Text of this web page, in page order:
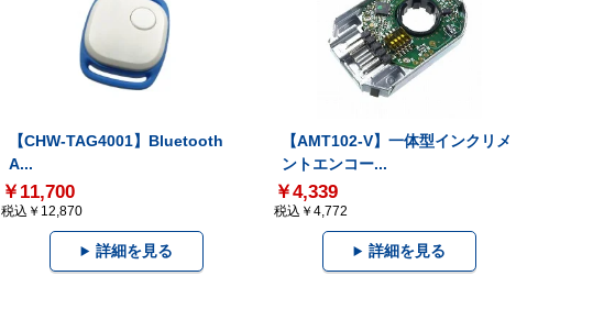
【CHW-TAG4001】Bluetooth
A...
￥11,700
税込￥12,870
詳細を見る
【AMT102-V】一体型インクリメ
ントエンコー...
￥4,339
税込￥4,772
詳細を見る